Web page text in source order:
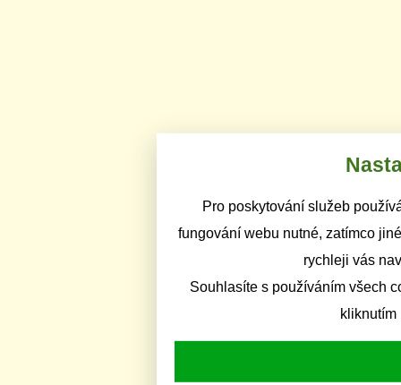
Pro poskytování služeb
fungování webu nutné, zatímco
rychleji vás
Souhlasíte s používáním všech
kliknutím